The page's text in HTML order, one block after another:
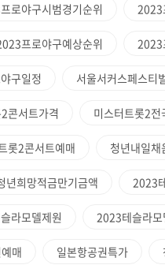
로야구시범경기순위 2023
프로야구예상순위 2023
구일정 서울서커스페스티
콘서트가격 미스터트롯2전
롯2콘서트예매 청년내일채
년희망적금만기금액 2023
라모델제원 2023테슬라모
매 일본항공권특가